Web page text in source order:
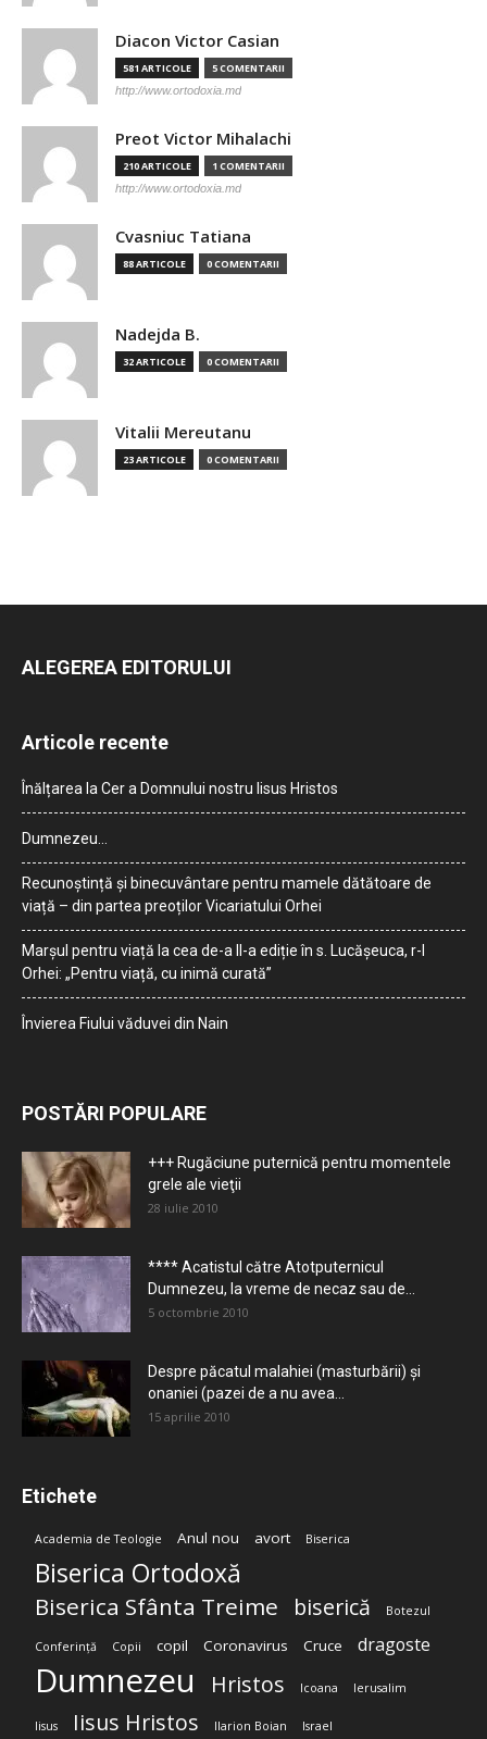
Diacon Victor Casian
581 ARTICOLE 5 COMENTARII
http://www.ortodoxia.md
Preot Victor Mihalachi
210 ARTICOLE 1 COMENTARII
http://www.ortodoxia.md
Cvasniuc Tatiana
88 ARTICOLE 0 COMENTARII
Nadejda B.
32 ARTICOLE 0 COMENTARII
Vitalii Mereutanu
23 ARTICOLE 0 COMENTARII
ALEGEREA EDITORULUI
Articole recente
Înălțarea la Cer a Domnului nostru Iisus Hristos
Dumnezeu…
Recunoștință și binecuvântare pentru mamele dătătoare de
viață – din partea preoților Vicariatului Orhei
Marșul pentru viață la cea de-a II-a ediție în s. Lucășeuca, r-l
Orhei: „Pentru viață, cu inimă curată”
Învierea Fiului văduvei din Nain
POSTĂRI POPULARE
+++ Rugăciune puternică pentru momentele
grele ale vieţii
28 iulie 2010
**** Acatistul către Atotputernicul
Dumnezeu, la vreme de necaz sau de...
5 octombrie 2010
Despre păcatul malahiei (masturbării) şi
onaniei (pazei de a nu avea...
15 aprilie 2010
Etichete
Academia de Teologie Anul nou avort Biserica
Biserica Ortodoxă
Biserica Sfânta Treime biserică Botezul
Conferință Copii copil Coronavirus Cruce dragoste
Dumnezeu Hristos Icoana Ierusalim
Iisus Iisus Hristos Ilarion Boian Israel